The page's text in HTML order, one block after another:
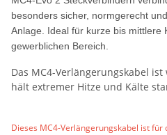
besonders sicher, normgerecht
Anlage. Ideal für kurze bis mittlere
gewerblichen Bereich.
Das MC4-Verlängerungskabel
hält extremer Hitze und Kälte
Dieses MC4-Verlängerungskabel ist